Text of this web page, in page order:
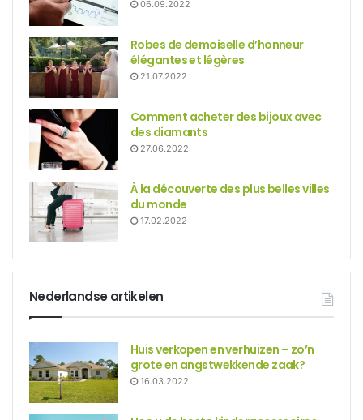
06.09.2022
Robes de demoiselle d’honneur
élégantes et légères
21.07.2022
Comment acheter des bijoux avec
des diamants
27.06.2022
À la découverte des plus belles villes
du monde
17.02.2022
Nederlandse artikelen
Huis verkopen en verhuizen – zo’n
grote en angstwekkende zaak?
16.03.2022